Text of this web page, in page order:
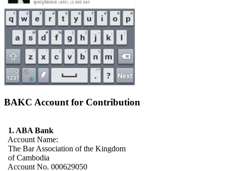
BAKC Account for Contribution
1. ABA Bank
Account Name:
The Bar Association of the Kingdom
of Cambodia
Account No. 000629050